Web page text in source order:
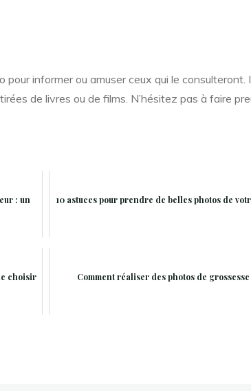
informer ou amuser ceux qui le consulteront. Il
de livres ou de films. N’hésitez pas à faire
: un
10 astuces pour prendre de belles photos de
choisir
Comment réaliser des photos de grossesse